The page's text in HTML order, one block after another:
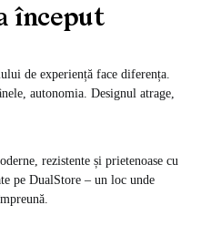
început
de experiență face diferența.
autonomia. Designul atrage,
rezistente și prietenoase cu
pe DualStore – un loc unde